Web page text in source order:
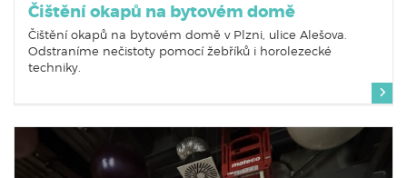
Čištění okapů na bytovém domě
Čištění okapů na bytovém domě v Plzni, ulice Alešova.
Odstraníme nečistoty pomocí žebříků i horolezecké
techniky.